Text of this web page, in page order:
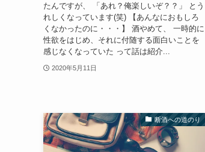
たんですが、 「あれ？俺楽しいぞ？？」 とう
れしくなっています(笑) 【あんなにおもしろ
くなかったのに・・・】 酒やめて、 一時的に
性欲をはじめ、それに付随する面白いことを
感じなくなっていた って話は紹介...
2020年5月11日
断酒への道のり